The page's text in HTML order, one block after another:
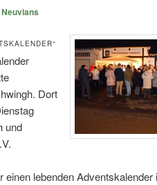
Dort
und
einen lebenden